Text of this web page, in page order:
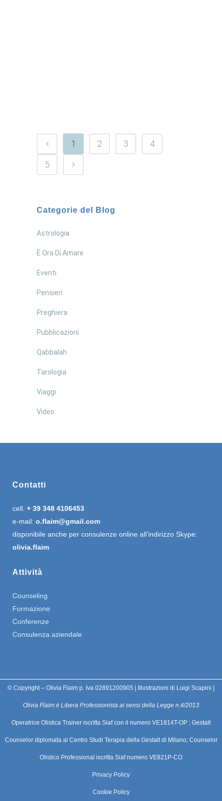
1 2 3
4
5
Categorie del Blog
Astrologia
È Ora Di Amare
Eventi
Pensieri
Preghiera
Pubblicazioni
Qabbalah
Tarologia
Viaggi
Video
Contatti
cell. + 39 348 4106453
e-mail: o.flaim@gmail.com
disponibile anche per consulenze online all’indirizzo Skype:
olivia.flaim
Attività
Counseling
Formazione
Conferenze
Consulenza aziendale
© Copyright – Olivia Flaim p. Iva 02891200905 | Illustrazioni di Luigi Scapini |
Olivia Flaim è Libera Professionista ai sensi della Legge n.4/2013
Operatrice Olistica Trainer iscritta Siaf con il numero VE1814T-OP ; Gestalt
Counselor diplomata al Centro Studi Terapia della Gestalt di Milano; Counselor
Olistico Professional iscritta Siaf numero VE821P-CO
Privacy Policy
Cookie Policy